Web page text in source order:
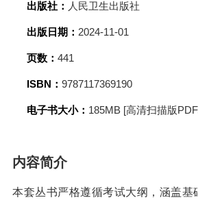
出版社： 人民卫生出版社
出版日期： 2024-11-01
页数： 441
ISBN： 9787117369190
电子书大小： 185MB [高清扫描版
内容简介
本套丛书严格遵循考试大纲，涵盖基